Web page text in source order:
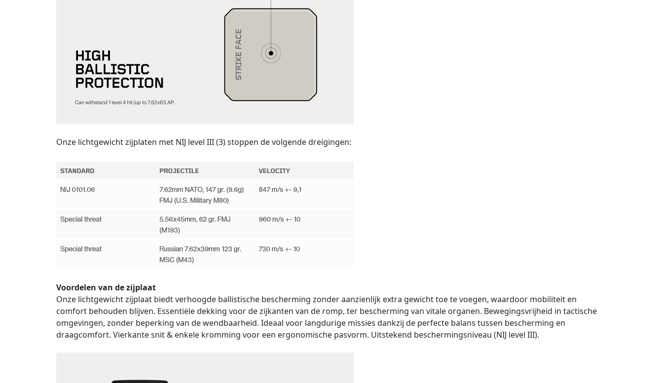
Onze lichtgewicht zijplaten met NIJ level III (3) stoppen de volgende dreigingen:
Voordelen van de zijplaat
Onze lichtgewicht zijplaat biedt verhoogde ballistische bescherming zonder aanzienlijk extra gewicht toe te voegen, waardoor mobiliteit en
comfort behouden blijven. Essentiële dekking voor de zijkanten van de romp, ter bescherming van vitale organen. Bewegingsvrijheid in tactische
omgevingen, zonder beperking van de wendbaarheid. Ideaal voor langdurige missies dankzij de perfecte balans tussen bescherming en
draagcomfort. Vierkante snit & enkele kromming voor een ergonomische pasvorm. Uitstekend beschermingsniveau (NIJ level III).